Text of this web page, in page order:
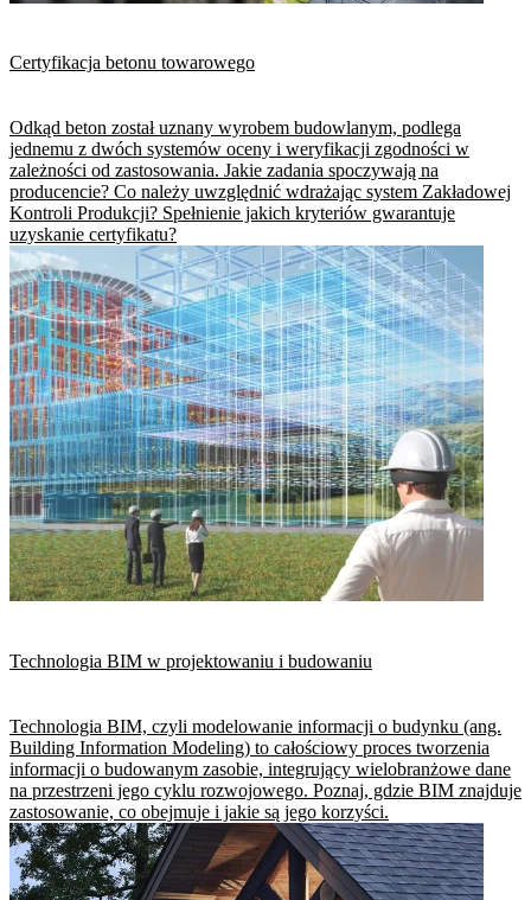
Certyfikacja betonu towarowego
Odkąd beton został uznany wyrobem budowlanym, podlega
jednemu z dwóch systemów oceny i weryfikacji zgodności w
zależności od zastosowania. Jakie zadania spoczywają na
producencie? Co należy uwzględnić wdrażając system Zakładowej
Kontroli Produkcji? Spełnienie jakich kryteriów gwarantuje
uzyskanie certyfikatu?
Technologia BIM w projektowaniu i budowaniu
Technologia BIM, czyli modelowanie informacji o budynku (ang.
Building Information Modeling) to całościowy proces tworzenia
informacji o budowanym zasobie, integrujący wielobranżowe dane
na przestrzeni jego cyklu rozwojowego. Poznaj, gdzie BIM znajduje
zastosowanie, co obejmuje i jakie są jego korzyści.